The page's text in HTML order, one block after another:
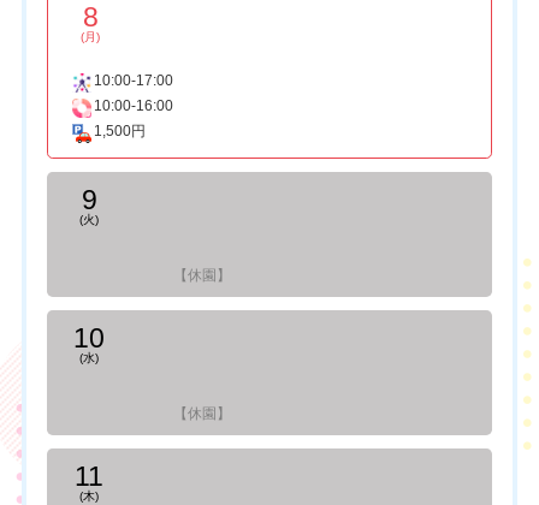
8
(月)
10:00-17:00
10:00-16:00
1,500円
9
(火)
【休園】
10
(水)
【休園】
11
(木)